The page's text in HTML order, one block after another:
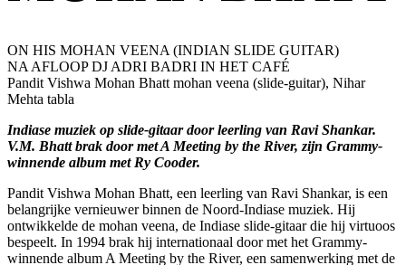
ON HIS MOHAN VEENA (INDIAN SLIDE GUITAR)
NA AFLOOP DJ ADRI BADRI IN HET CAFÉ
Pandit Vishwa Mohan Bhatt mohan veena (slide-guitar), Nihar
Mehta tabla
Indiase muziek op slide-gitaar door leerling van Ravi Shankar.
V.M. Bhatt brak door met A Meeting by the River, zijn Grammy-
winnende album met Ry Cooder.
Pandit Vishwa Mohan Bhatt, een leerling van Ravi Shankar, is een
belangrijke vernieuwer binnen de Noord-Indiase muziek. Hij
ontwikkelde de mohan veena, de Indiase slide-gitaar die hij virtuoos
bespeelt. In 1994 brak hij internationaal door met het Grammy-
winnende album A Meeting by the River, een samenwerking met de